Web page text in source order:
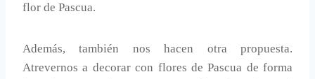
flor de Pascua.
Además, también nos hacen otra propuesta.
Atrevernos a decorar con flores de Pascua de forma